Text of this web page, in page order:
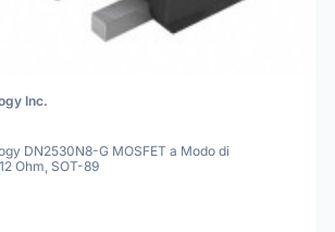
Inc.
DN2530N8-G MOSFET a Modo di
Ohm, SOT-89